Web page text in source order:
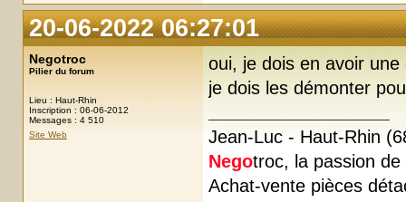
20-06-2022 06:27:01
Negotroc
Pilier du forum
Lieu : Haut-Rhin
Inscription : 06-06-2012
Messages : 4 510
Site Web
oui, je dois en avoir
je dois les démonter
Jean-Luc - Haut-Rhin
Negotroc, la passion de
Achat-vente pièces